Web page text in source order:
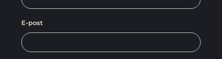
E-post